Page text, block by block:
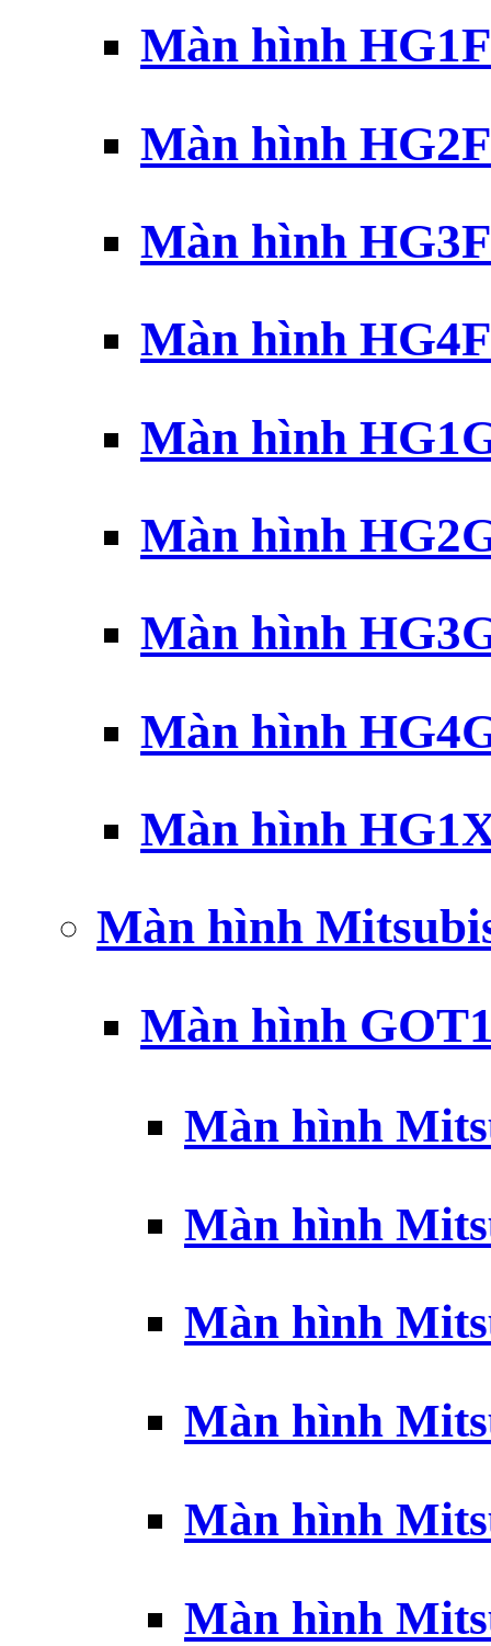
Màn hình
Màn hình
Màn hình
Màn hình
Màn hình
Màn hình
Màn hình
Màn hình
Màn hình
Màn hình
Màn hình
Màn hình
Màn hình
Màn hình
Màn hình
Màn hình
Màn hình